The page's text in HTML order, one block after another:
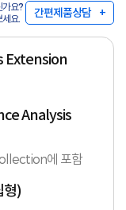
가요?
세요.
간편제품상담
Extension
Analysis
에 포함
형)